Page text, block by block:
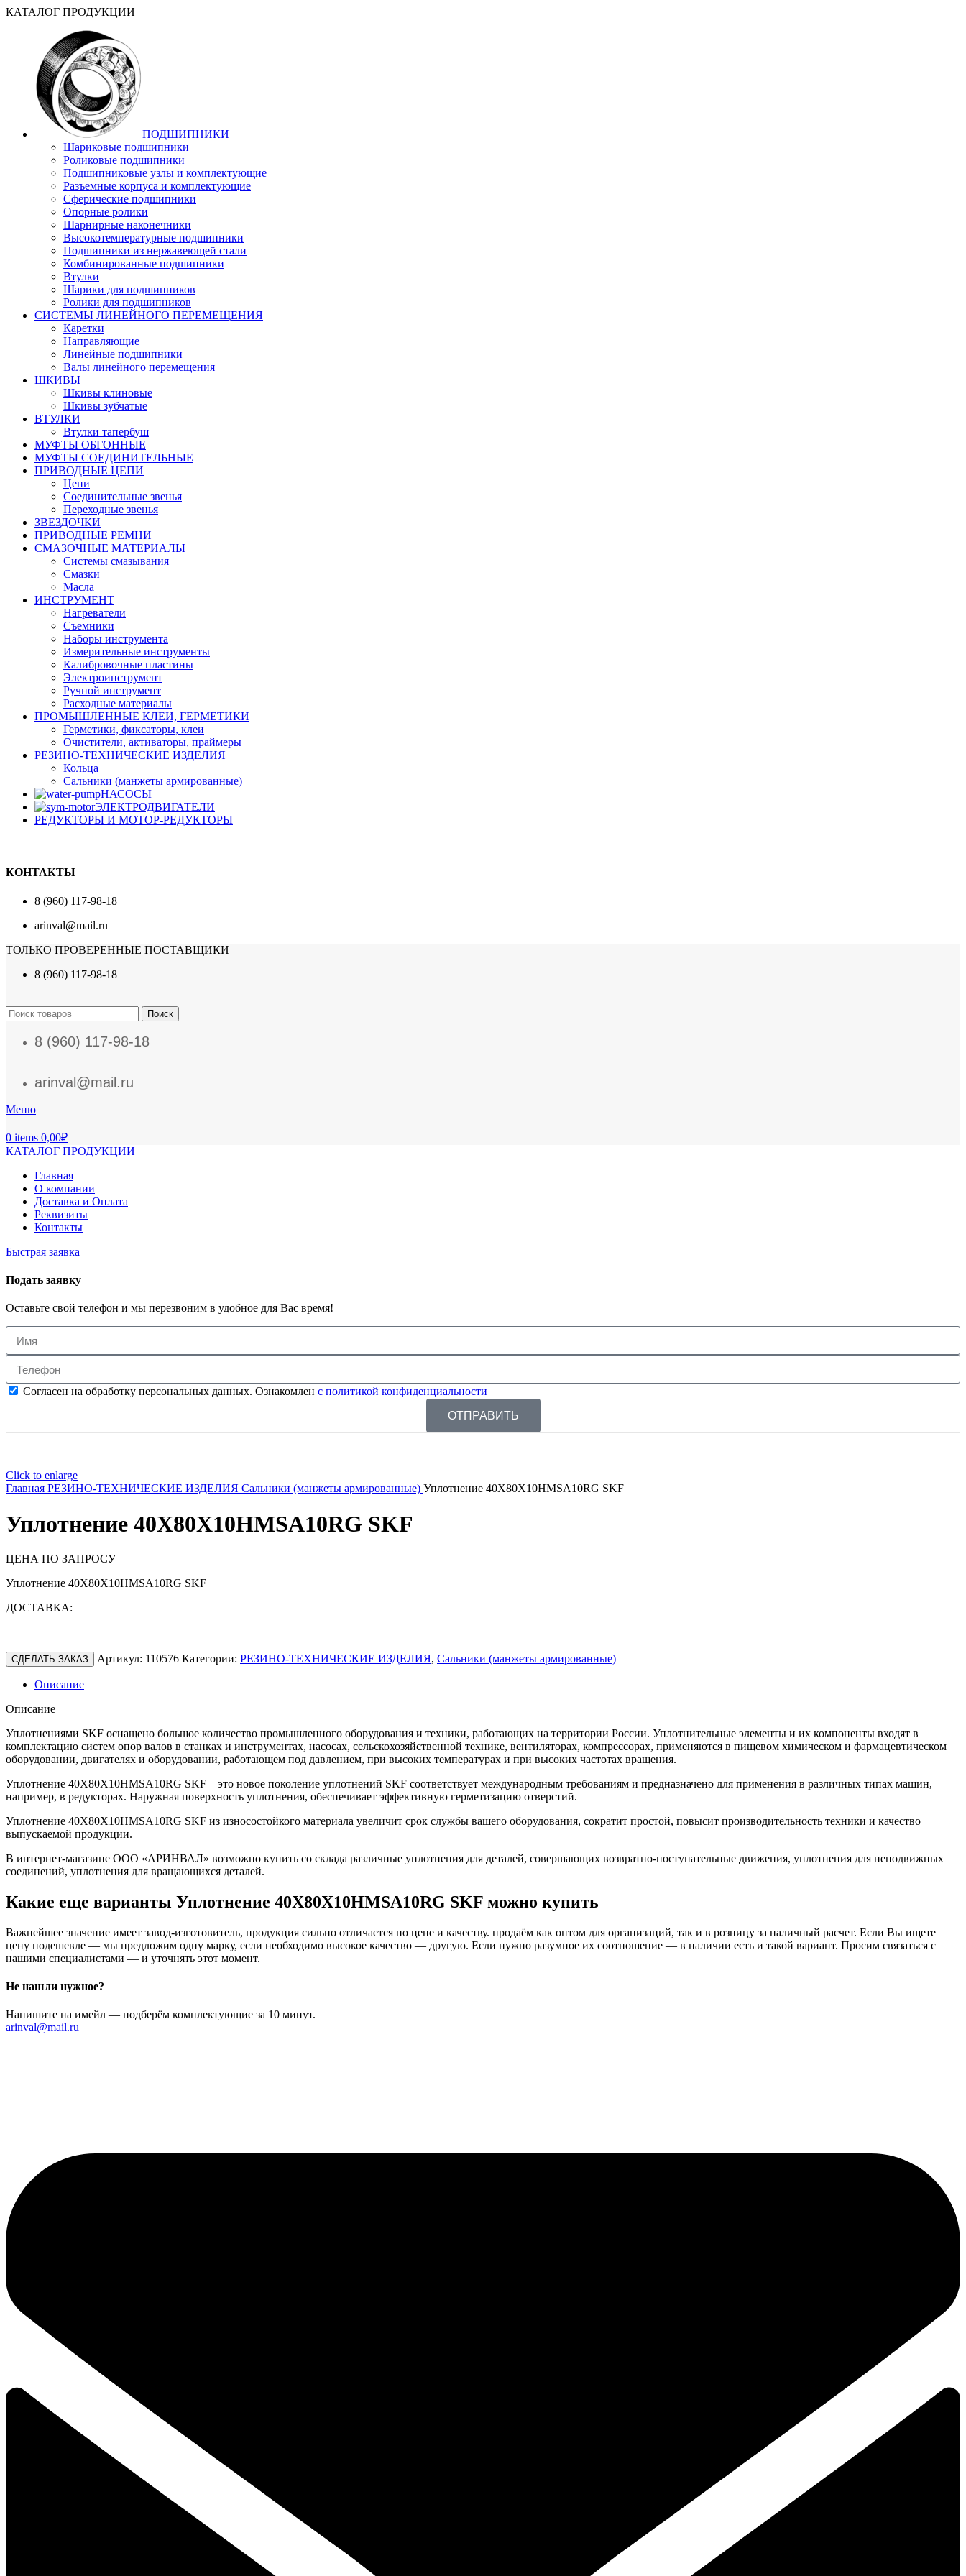
КАТАЛОГ ПРОДУКЦИИ
ПОДШИПНИКИ
Шариковые подшипники
Роликовые подшипники
Подшипниковые узлы и комплектующие
Разъемные корпуса и комплектующие
Сферические подшипники
Опорные ролики
Шарнирные наконечники
Высокотемпературные подшипники
Подшипники из нержавеющей стали
Комбинированные подшипники
Втулки
Шарики для подшипников
Ролики для подшипников
СИСТЕМЫ ЛИНЕЙНОГО ПЕРЕМЕЩЕНИЯ
Каретки
Направляющие
Линейные подшипники
Валы линейного перемещения
ШКИВЫ
Шкивы клиновые
Шкивы зубчатые
ВТУЛКИ
Втулки тапербуш
МУФТЫ ОБГОННЫЕ
МУФТЫ СОЕДИНИТЕЛЬНЫЕ
ПРИВОДНЫЕ ЦЕПИ
Цепи
Соединительные звенья
Переходные звенья
ЗВЕЗДОЧКИ
ПРИВОДНЫЕ РЕМНИ
СМАЗОЧНЫЕ МАТЕРИАЛЫ
Системы смазывания
Смазки
Масла
ИНСТРУМЕНТ
Нагреватели
Съемники
Наборы инструмента
Измерительные инструменты
Калибровочные пластины
Электроинструмент
Ручной инструмент
Расходные материалы
ПРОМЫШЛЕННЫЕ КЛЕИ, ГЕРМЕТИКИ
Герметики, фиксаторы, клеи
Очистители, активаторы, праймеры
РЕЗИНО-ТЕХНИЧЕСКИЕ ИЗДЕЛИЯ
Кольца
Сальники (манжеты армированные)
НАСОСЫ
ЭЛЕКТРОДВИГАТЕЛИ
РЕДУКТОРЫ И МОТОР-РЕДУКТОРЫ
КОНТАКТЫ
8 (960) 117-98-18
arinval@mail.ru
ТОЛЬКО ПРОВЕРЕННЫЕ ПОСТАВЩИКИ
8 (960) 117-98-18
Поиск
8 (960) 117-98-18
arinval@mail.ru
Меню
0 items 0,00₽
КАТАЛОГ ПРОДУКЦИИ
Главная
О компании
Доставка и Оплата
Реквизиты
Контакты
Быстрая заявка
Подать заявку
Оставьте свой телефон и мы перезвоним в удобное для Вас время!
Согласен на обработку персональных данных. Ознакомлен с политикой конфиденциальности
ОТПРАВИТЬ
Click to enlarge
Главная РЕЗИНО-ТЕХНИЧЕСКИЕ ИЗДЕЛИЯ Сальники (манжеты армированные) Уплотнение 40X80X10HMSA10RG SKF
Уплотнение 40X80X10HMSA10RG SKF
ЦЕНА ПО ЗАПРОСУ
Уплотнение 40X80X10HMSA10RG SKF
ДОСТАВКА:
СДЕЛАТЬ ЗАКАЗ Артикул: 110576 Категории: РЕЗИНО-ТЕХНИЧЕСКИЕ ИЗДЕЛИЯ, Сальники (манжеты армированные)
Описание
Описание
Уплотнениями SKF оснащено большое количество промышленного оборудования и техники, работающих на территории России. Уплотнительные элементы и их компоненты входят в
комплектацию систем опор валов в станках и инструментах, насосах, сельскохозяйственной технике, вентиляторах, компрессорах, применяются в пищевом химическом и фармацевтическом
оборудовании, двигателях и оборудовании, работающем под давлением, при высоких температурах и при высоких частотах вращения.
Уплотнение 40X80X10HMSA10RG SKF – это новое поколение уплотнений SKF соответствует международным требованиям и предназначено для применения в различных типах машин,
например, в редукторах. Наружная поверхность уплотнения, обеспечивает эффективную герметизацию отверстий.
Уплотнение 40X80X10HMSA10RG SKF из износостойкого материала увеличит срок службы вашего оборудования, сократит простой, повысит производительность техники и качество
выпускаемой продукции.
В интернет-магазине ООО «АРИНВАЛ» возможно купить со склада различные уплотнения для деталей, совершающих возвратно-поступательные движения, уплотнения для неподвижных
соединений, уплотнения для вращающихся деталей.
Какие еще варианты Уплотнение 40X80X10HMSA10RG SKF можно купить
Важнейшее значение имеет завод-изготовитель, продукция сильно отличается по цене и качеству. продаём как оптом для организаций, так и в розницу за наличный расчет. Если Вы ищете
цену подешевле — мы предложим одну марку, если необходимо высокое качество — другую. Если нужно разумное их соотношение — в наличии есть и такой вариант. Просим связаться с
нашими специалистами — и уточнять этот момент.
Не нашли нужное?
Напишите на имейл — подберём комплектующие за 10 минут.
arinval@mail.ru